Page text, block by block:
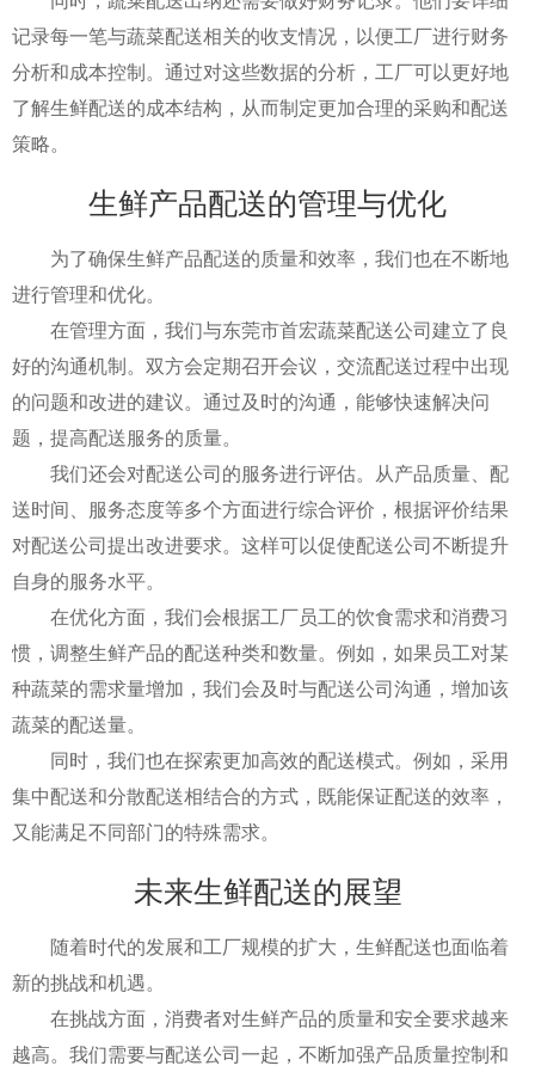
记录每一笔与蔬菜配送相关的收支情况，以便工厂进行财务
分析和成本控制。通过对这些数据的分析，工厂可以更好地
了解生鲜配送的成本结构，从而制定更加合理的采购和配送
策略。
生鲜产品配送的管理与优化
为了确保生鲜产品配送的质量和效率，我们也在不断地
进行管理和优化。
在管理方面，我们与东莞市首宏蔬菜配送公司建立了良
好的沟通机制。双方会定期召开会议，交流配送过程中出现
的问题和改进的建议。通过及时的沟通，能够快速解决问
题，提高配送服务的质量。
我们还会对配送公司的服务进行评估。从产品质量、配
送时间、服务态度等多个方面进行综合评价，根据评价结果
对配送公司提出改进要求。这样可以促使配送公司不断提升
自身的服务水平。
在优化方面，我们会根据工厂员工的饮食需求和消费习
惯，调整生鲜产品的配送种类和数量。例如，如果员工对某
种蔬菜的需求量增加，我们会及时与配送公司沟通，增加该
蔬菜的配送量。
同时，我们也在探索更加高效的配送模式。例如，采用
集中配送和分散配送相结合的方式，既能保证配送的效率，
又能满足不同部门的特殊需求。
未来生鲜配送的展望
随着时代的发展和工厂规模的扩大，生鲜配送也面临着
新的挑战和机遇。
在挑战方面，消费者对生鲜产品的质量和安全要求越来
越高。我们需要与配送公司一起，不断加强产品质量控制和